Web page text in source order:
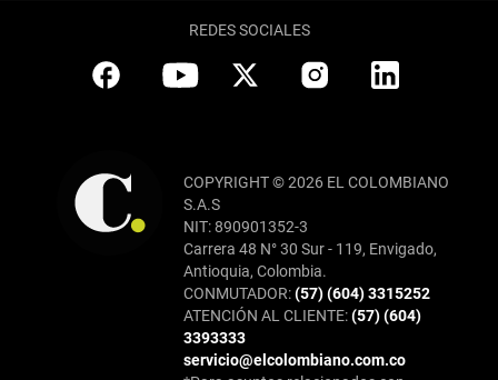
REDES SOCIALES
COPYRIGHT © 2026 EL COLOMBIANO
S.A.S
NIT: 890901352-3
Carrera 48 N° 30 Sur - 119, Envigado,
Antioquia, Colombia.
CONMUTADOR:(57) (604) 3315252
ATENCIÓN AL CLIENTE:(57) (604)
3393333
servicio@elcolombiano.com.co